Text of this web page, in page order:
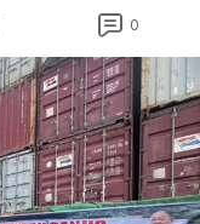
0